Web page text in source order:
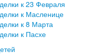
к 23 Февраля
к Масленице
к 8 Марта
к Пасхе